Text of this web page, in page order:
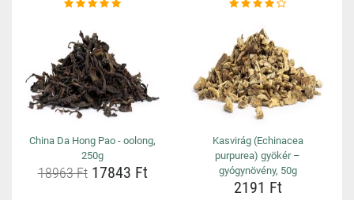
China Da Hong Pao - oolong,
250g
18963 Ft17843 Ft
Kasvirág (Echinacea
purpurea) gyökér –
gyógynövény, 50g
2191 Ft